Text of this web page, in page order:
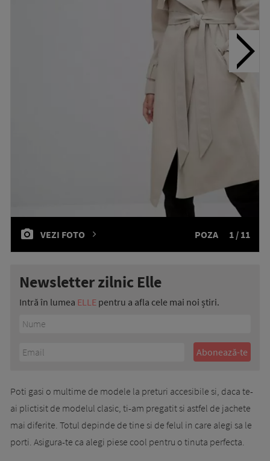
VEZI FOTO POZA 1 / 11
Newsletter zilnic Elle
Intră în lumea ELLE pentru a afla cele mai noi știri.
Poti gasi o multime de modele la preturi accesibile si, daca te-
ai plictisit de modelul clasic, ti-am pregatit si astfel de jachete
mai diferite. Totul depinde de tine si de felul in care alegi sa le
porti. Asigura-te ca alegi piese cool pentru o tinuta perfecta.